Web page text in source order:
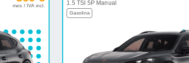
mes / IVA incl. 1.5 TSI 5P Manual
Gasolina